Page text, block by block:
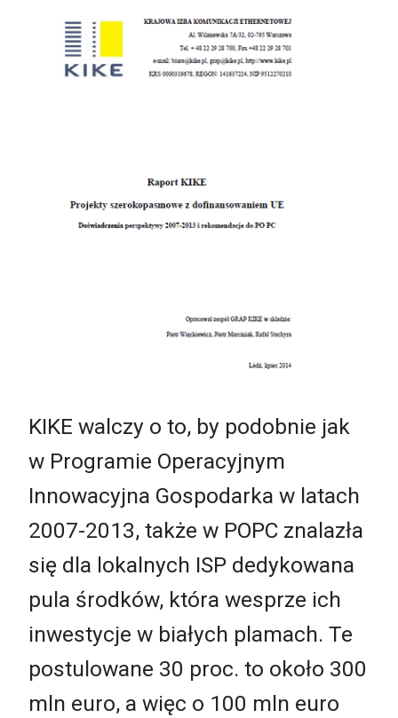
KIKE walczy o to, by podobnie jak
w Programie Operacyjnym
Innowacyjna Gospodarka w latach
2007-2013, także w POPC znalazła
się dla lokalnych ISP dedykowana
pula środków, która wesprze ich
inwestycje w białych plamach. Te
postulowane 30 proc. to około 300
mln euro, a więc o 100 mln euro